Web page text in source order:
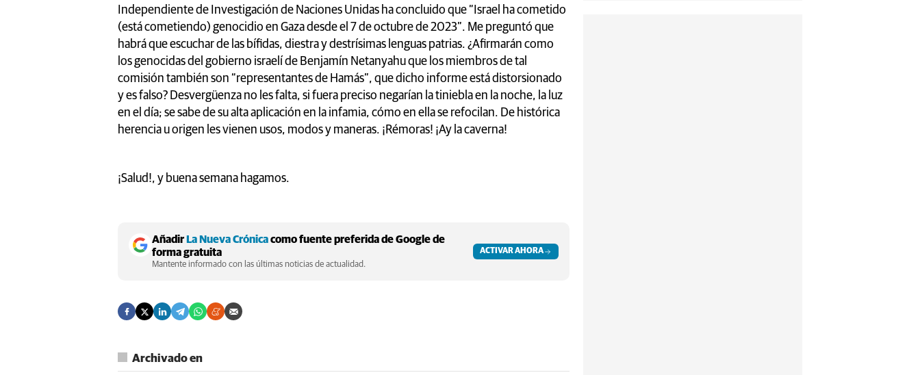
Independiente de Investigación de Naciones Unidas ha concluido que “Israel ha cometido
(está cometiendo) genocidio en Gaza desde el 7 de octubre de 2023”. Me preguntó que
habrá que escuchar de las bífidas, diestra y destrísimas lenguas patrias. ¿Afirmarán como
los genocidas del gobierno israelí de Benjamín Netanyahu que los miembros de tal
comisión también son “representantes de Hamás”, que dicho informe está distorsionado
y es falso? Desvergüenza no les falta, si fuera preciso negarían la tiniebla en la noche, la luz
en el día; se sabe de su alta aplicación en la infamia, cómo en ella se refocilan. De histórica
herencia u origen les vienen usos, modos y maneras. ¡Rémoras! ¡Ay la caverna!
¡Salud!, y buena semana hagamos.
Añadir La Nueva Crónicacomo fuente preferida de Google de
forma gratuita
Mantente informado con las últimas noticias de actualidad.
ACTIVAR AHORA
Archivado en